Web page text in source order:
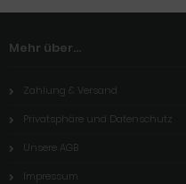
Mehr über...
Zahlung & Versand
Privatsphäre und Datenschutz
Unsere AGB
Impressum